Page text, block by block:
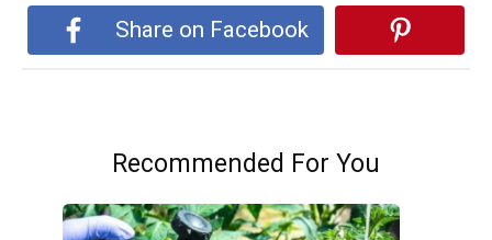
Share on Facebook
Recommended For You